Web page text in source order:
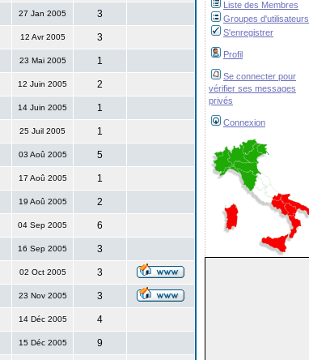
Liste des Membres
Groupes d'utilisateurs
S'enregistrer
Profil
Se connecter pour
vérifier ses messages
privés
Connexion
27 Jan 2005 3
12 Avr 2005 3
23 Mai 2005 1
12 Juin 2005 2
14 Juin 2005 1
25 Juil 2005 1
03 Aoû 2005 5
17 Aoû 2005 1
19 Aoû 2005 2
04 Sep 2005 6
16 Sep 2005 3
02 Oct 2005 3
23 Nov 2005 3
14 Déc 2005 4
15 Déc 2005 9